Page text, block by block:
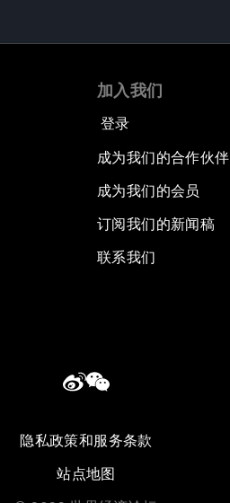
加入我们
登录
成为我们的合作伙伴
成为我们的会员
订阅我们的新闻稿
联系我们
隐私政策和服务条款
站点地图